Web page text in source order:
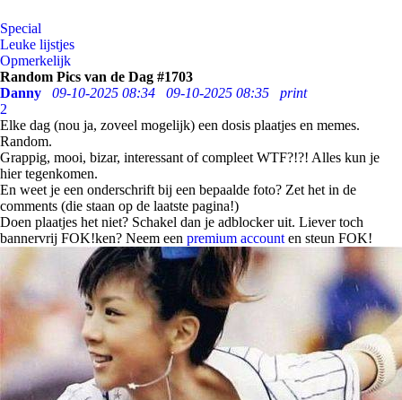
Special
Leuke lijstjes
Opmerkelijk
Random Pics van de Dag #1703
Danny
09-10-2025 08:34 09-10-2025 08:35
print
2
Elke dag (nou ja, zoveel mogelijk) een dosis plaatjes en memes.
Random.
Grappig, mooi, bizar, interessant of compleet WTF?!?! Alles kun je
hier tegenkomen.
En weet je een onderschrift bij een bepaalde foto? Zet het in de
comments (die staan op de laatste pagina!)
Doen plaatjes het niet? Schakel dan je adblocker uit. Liever toch
bannervrij FOK!ken? Neem een premium account en steun FOK!